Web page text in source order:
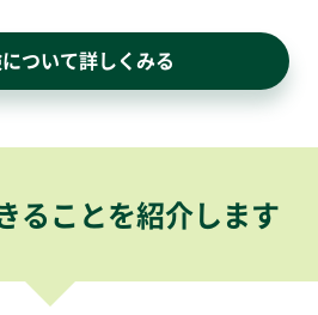
ついて詳しくみる
ることを紹介します